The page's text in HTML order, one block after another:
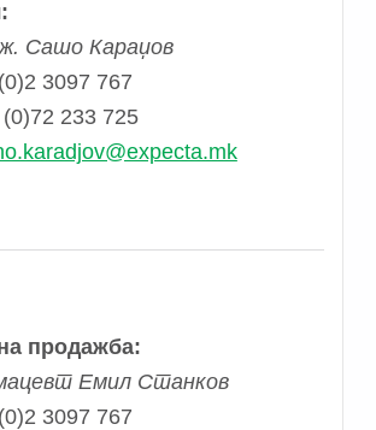
Сашо Караџов
3097 767
233 725
продажба:
Емил Станков
3097 767